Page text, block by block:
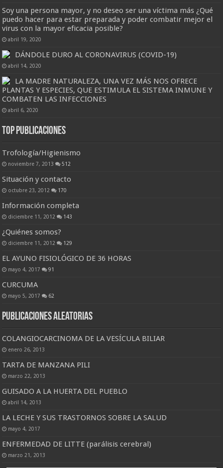
Soy una persona mayor, y no deseo ser una víctima más ¿Qué
puedo hacer para estar preparada y poder combatir mejor el
virus con la mayor eficacia posible?
abril 19, 2020
DÁNDOLE DURO AL CORONAVIRUS (COVID-19)
abril 14, 2020
LA MADRE NATURALEZA, UNA VEZ MÁS NOS OFRECE
PLANTAS Y ESPECIES, QUE ESTIMULA EL SISTEMA INMUNE Y
COMBATEN LAS INFECCIONES
abril 6, 2020
Top Publicaciones
Trofología/Higienismo
noviembre 7, 2013 512
Situación y contacto
octubre 23, 2012 170
Información completa
diciembre 11, 2012 143
¿Quiénes somos?
diciembre 11, 2012 129
EL AYUNO FISIOLÓGICO DE 36 HORAS
mayo 4, 2017 91
CURCUMA
mayo 5, 2017 62
Publicaciones Aleatorias
COLANGIOCARCINOMA DE LA VESÍCULA BILIAR
enero 26, 2013
TARTA DE MANZANA PILI
marzo 22, 2013
GUISADO A LA HUERTA DEL PUEBLO
abril 14, 2013
LA LECHE Y SUS TRASTORNOS SOBRE LA SALUD
mayo 4, 2017
ENFERMEDAD DE LITTE (parálisis cerebral)
marzo 21, 2013